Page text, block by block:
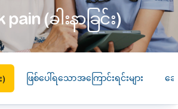
pain (ခါးနာခြင်း)
) ဖြစ်ပေါ်ရသောအကြောင်းရင်းများ ဆေ